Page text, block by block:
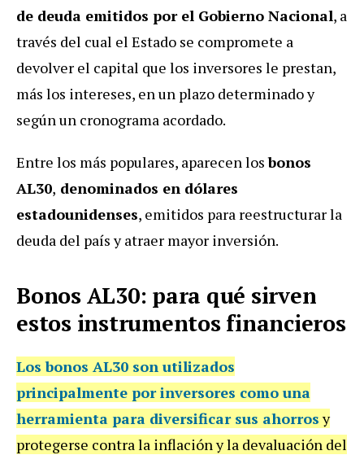
de deuda emitidos por el Gobierno Nacional, a
través del cual el Estado se compromete a
devolver el capital que los inversores le prestan,
más los intereses, en un plazo determinado y
según un cronograma acordado.
Entre los más populares, aparecen losbonos
AL30, denominados en dólares
estadounidenses, emitidos para reestructurar la
deuda del país y atraer mayor inversión.
Bonos AL30: para qué sirven
estos instrumentos financieros
Los bonos AL30 son utilizados
principalmente por inversores como una
herramienta para diversificar sus ahorrosy
protegerse contra la inflación y la devaluación del